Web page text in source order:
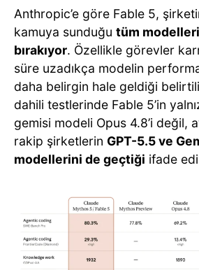
Anthropic’e göre Fable 5,
kamuya sunduğu tüm
bırakıyor. Özellikle görevler
süre uzadıkça modelin
daha belirgin hale geldiği
dahili testlerinde Fable 5’in
gemisi modeli Opus 4.8’i değil,
rakip şirketlerin GPT-5.5 ve
modellerini de geçtiği ifade